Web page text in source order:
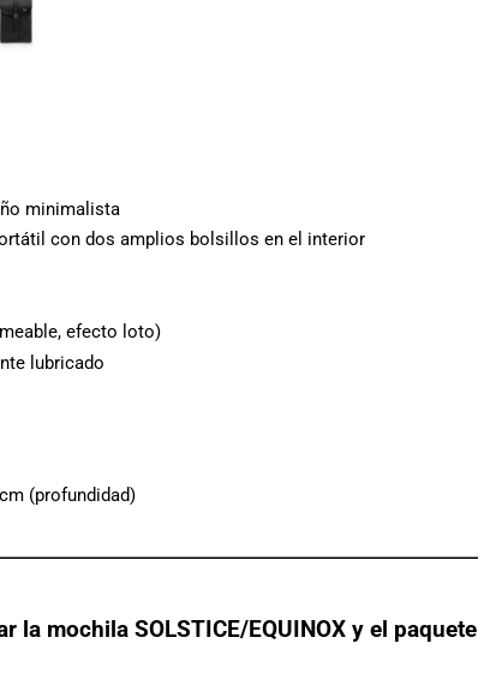
minimalista
con dos amplios bolsillos en el interior
efecto loto)
lubricado
(profundidad)
la mochila SOLSTICE/EQUINOX y el paquete